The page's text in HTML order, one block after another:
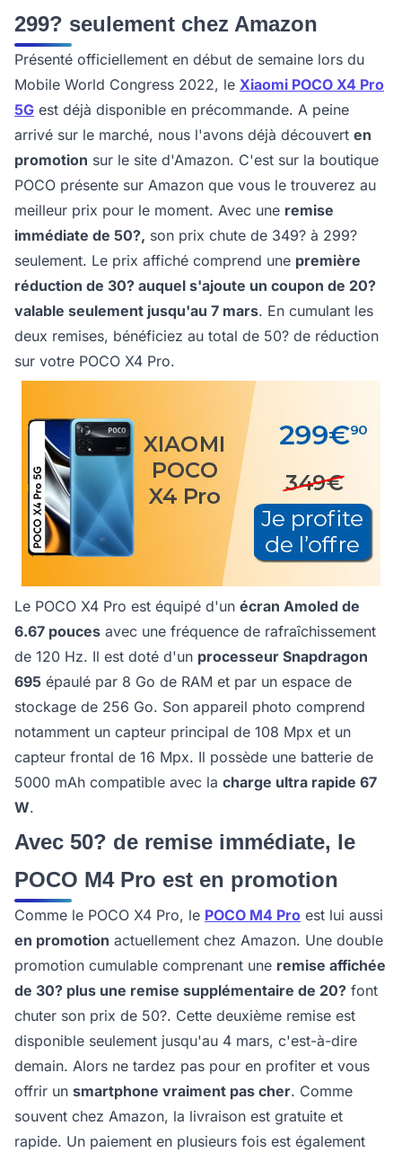
299? seulement chez Amazon
Présenté officiellement en début de semaine lors du
Mobile World Congress 2022, le Xiaomi POCO X4 Pro
5G est déjà disponible en précommande. A peine
arrivé sur le marché, nous l'avons déjà découvert en
promotion sur le site d'Amazon. C'est sur la boutique
POCO présente sur Amazon que vous le trouverez au
meilleur prix pour le moment. Avec une remise
immédiate de 50?, son prix chute de 349? à 299?
seulement. Le prix affiché comprend une première
réduction de 30? auquel s'ajoute un coupon de 20?
valable seulement jusqu'au 7 mars. En cumulant les
deux remises, bénéficiez au total de 50? de réduction
sur votre POCO X4 Pro.
Le POCO X4 Pro est équipé d'un écran Amoled de
6.67 pouces avec une fréquence de rafraîchissement
de 120 Hz. Il est doté d'un processeur Snapdragon
695 épaulé par 8 Go de RAM et par un espace de
stockage de 256 Go. Son appareil photo comprend
notamment un capteur principal de 108 Mpx et un
capteur frontal de 16 Mpx. Il possède une batterie de
5000 mAh compatible avec la charge ultra rapide 67
W.
Avec 50? de remise immédiate, le
POCO M4 Pro est en promotion
Comme le POCO X4 Pro, le POCO M4 Pro est lui aussi
en promotion actuellement chez Amazon. Une double
promotion cumulable comprenant une remise affichée
de 30? plus une remise supplémentaire de 20? font
chuter son prix de 50?. Cette deuxième remise est
disponible seulement jusqu'au 4 mars, c'est-à-dire
demain. Alors ne tardez pas pour en profiter et vous
offrir un smartphone vraiment pas cher. Comme
souvent chez Amazon, la livraison est gratuite et
rapide. Un paiement en plusieurs fois est également